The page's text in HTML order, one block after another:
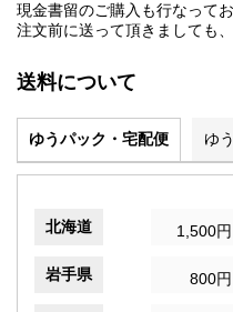
現金書留のご購入も行なってお
注文前に送って頂きましても
送料について
ゆうパック・宅配便 ゆ
北海道 1,500円
岩手県 800円